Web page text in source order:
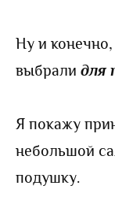
Ну и конечно,
выбрали для
Я покажу
небольшой
подушку.